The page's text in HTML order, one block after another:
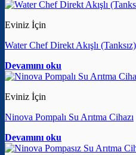
Eviniz İçin
Water Chef Direkt Akışlı
Devamını oku
Eviniz İçin
Ninova Pompalı Su Arıtma Cihazı
Devamını oku